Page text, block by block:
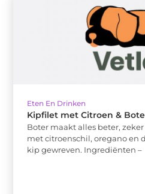
Eten En Drinken
Kipfilet met Citroen &
Boter maakt alles beter,
met citroenschil, oregano en
kip gewreven. Ingrediënten